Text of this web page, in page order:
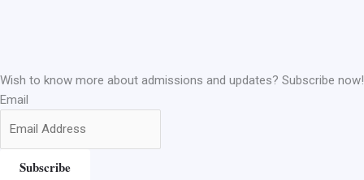
Wish to know more about admissions and updates? Subscribe now!
Email
Subscribe